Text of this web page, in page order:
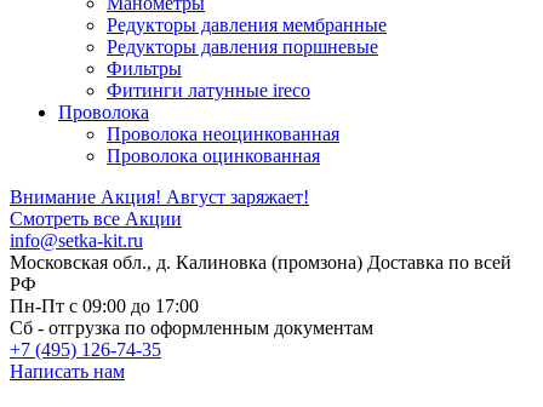
Редукторы давления мембранные
Редукторы давления поршневые
Фильтры
Фитинги латунные ireco
Проволока
Проволока неоцинкованная
Проволока оцинкованная
Внимание Акция! Август заряжает!
Смотреть все Акции
info@setka-kit.ru
Московская обл., д. Калиновка (промзона) Доставка по всей
РФ
Пн-Пт с 09:00 до 17:00
Сб - отгрузка по оформленным документам
+7 (495) 126-74-35
Написать нам